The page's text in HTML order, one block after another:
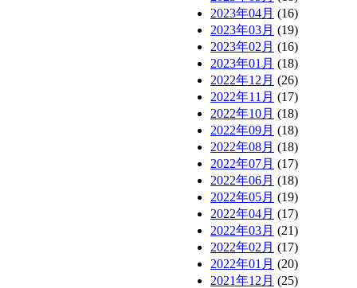
2023年04月 (16)
2023年03月 (19)
2023年02月 (16)
2023年01月 (18)
2022年12月 (26)
2022年11月 (17)
2022年10月 (18)
2022年09月 (18)
2022年08月 (18)
2022年07月 (17)
2022年06月 (18)
2022年05月 (19)
2022年04月 (17)
2022年03月 (21)
2022年02月 (17)
2022年01月 (20)
2021年12月 (25)